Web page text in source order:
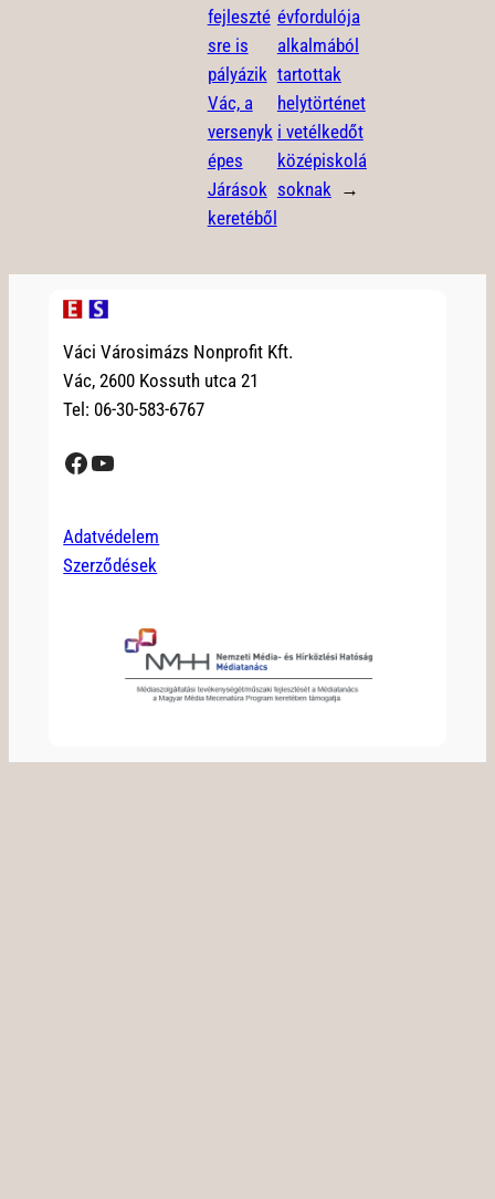
fejleszté
sre is
pályázik
Vác, a
versenyk
épes
Járások
keretéből
évfordulója
alkalmából
tartottak
helytörténet
i vetélkedőt
középiskolá
soknak →
Váci Városimázs Nonprofit Kft.
Vác, 2600 Kossuth utca 21
Tel: 06-30-583-6767
Facebook YouTube
Adatvédelem
Szerződések